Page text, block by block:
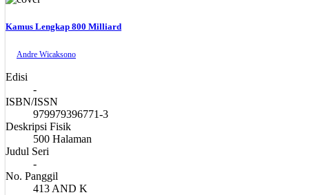
Kamus Lengkap 800 Milliard
Andre Wicaksono
Edisi
-
ISBN/ISSN
979979396771-3
Deskripsi Fisik
500 Halaman
Judul Seri
-
No. Panggil
413 AND K